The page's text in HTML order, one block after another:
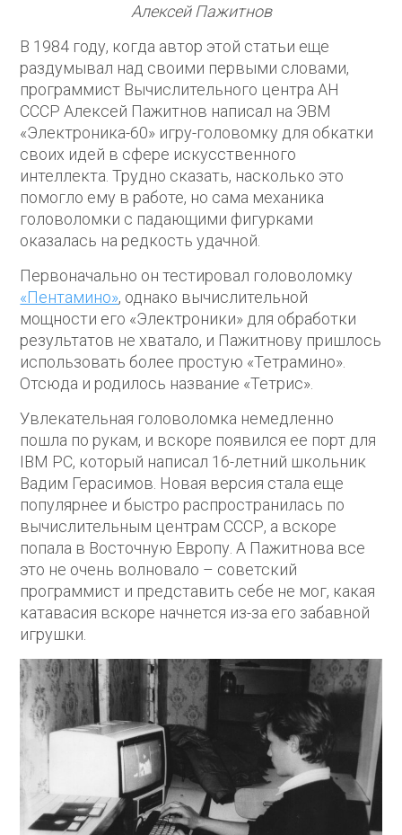
Алексей Пажитнов
В 1984 году, когда автор этой статьи еще
раздумывал над своими первыми словами,
программист Вычислительного центра АН
СССР Алексей Пажитнов написал на ЭВМ
«Электроника-60» игру-головомку для обкатки
своих идей в сфере искусственного
интеллекта. Трудно сказать, насколько это
помогло ему в работе, но сама механика
головоломки с падающими фигурками
оказалась на редкость удачной.
Первоначально он тестировал головоломку
«Пентамино», однако вычислительной
мощности его «Электроники» для обработки
результатов не хватало, и Пажитнову пришлось
использовать более простую «Тетрамино».
Отсюда и родилось название «Тетрис».
Увлекательная головоломка немедленно
пошла по рукам, и вскоре появился ее порт для
IBM PC, который написал 16-летний школьник
Вадим Герасимов. Новая версия стала еще
популярнее и быстро распространилась по
вычислительным центрам СССР, а вскоре
попала в Восточную Европу. А Пажитнова все
это не очень волновало – советский
программист и представить себе не мог, какая
катавасия вскоре начнется из-за его забавной
игрушки.